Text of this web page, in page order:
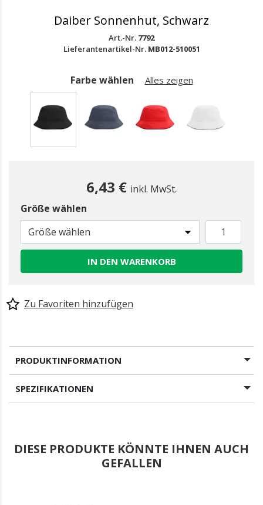
Daiber Sonnenhut, Schwarz
Art.-Nr. 7792
Lieferantenartikel-Nr. MB012-510051
Farbe wählen Alles zeigen
6,43 € inkl. MwSt.
Größe wählen
Größe wählen
IN DEN WARENKORB
Zu Favoriten hinzufügen
PRODUKTINFORMATION
SPEZIFIKATIONEN
DIESE PRODUKTE KÖNNTE IHNEN AUCH
GEFALLEN